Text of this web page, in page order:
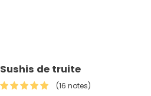
Sushis de truite
(16 notes)